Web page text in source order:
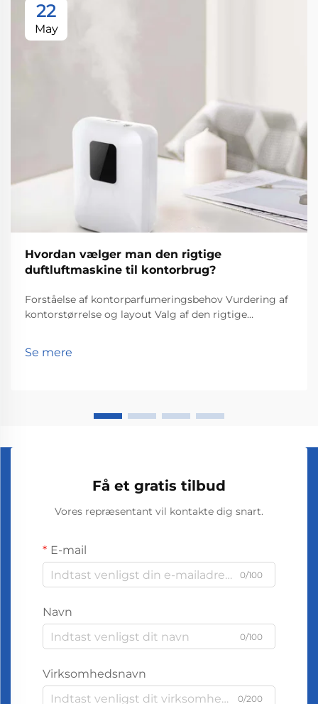
22
May
Hvordan vælger man den rigtige
duftluftmaskine til kontorbrug?
Forståelse af kontorparfumeringsbehov Vurdering af
kontorstørrelse og layout Valg af den rigtige
kvadratmeterarealet, fordi større kontorer har brug
Se mere
Få et gratis tilbud
Vores repræsentant vil kontakte dig snart.
E-mail
0/100
Navn
0/100
Virksomhedsnavn
0/200